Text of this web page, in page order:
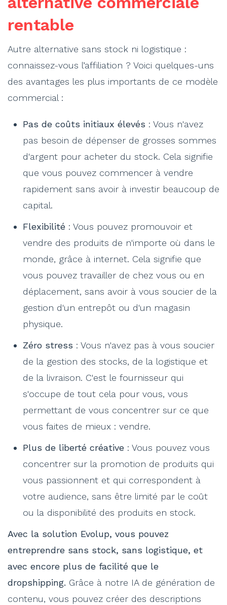
rentable
Autre alternative sans stock ni logistique :
connaissez-vous l’affiliation ? Voici quelques-uns
des avantages les plus importants de ce modèle
commercial :
Pas de coûts initiaux élevés : Vous n'avez
pas besoin de dépenser de grosses sommes
d'argent pour acheter du stock. Cela signifie
que vous pouvez commencer à vendre
rapidement sans avoir à investir beaucoup de
capital.
Flexibilité : Vous pouvez promouvoir et
vendre des produits de n'importe où dans le
monde, grâce à internet. Cela signifie que
vous pouvez travailler de chez vous ou en
déplacement, sans avoir à vous soucier de la
gestion d'un entrepôt ou d'un magasin
physique.
Zéro stress : Vous n'avez pas à vous soucier
de la gestion des stocks, de la logistique et
de la livraison. C'est le fournisseur qui
s'occupe de tout cela pour vous, vous
permettant de vous concentrer sur ce que
vous faites de mieux : vendre.
Plus de liberté créative : Vous pouvez vous
concentrer sur la promotion de produits qui
vous passionnent et qui correspondent à
votre audience, sans être limité par le coût
ou la disponibilité des produits en stock.
Avec la solution Evolup, vous pouvez
entreprendre sans stock, sans logistique, et
avec encore plus de facilité que le
dropshipping. Grâce à notre IA de génération de
contenu, vous pouvez créer des descriptions